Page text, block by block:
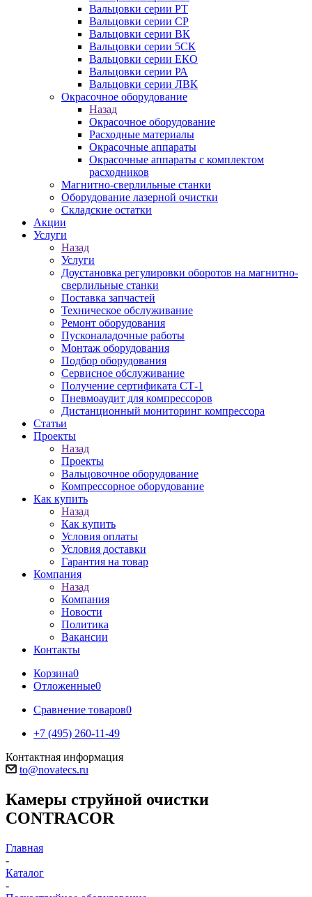
Вальцовки серии РТ
Вальцовки серии СР
Вальцовки серии ВК
Вальцовки серии 5СК
Вальцовки серии ЕКО
Вальцовки серии РА
Вальцовки серии ЛВК
Окрасочное оборудование
Назад
Окрасочное оборудование
Расходные материалы
Окрасочные аппараты
Окрасочные аппараты с комплектом
расходников
Магнитно-сверлильные станки
Оборудование лазерной очистки
Складские остатки
Акции
Услуги
Назад
Услуги
Доустановка регулировки оборотов на магнитно-
сверлильные станки
Поставка запчастей
Техническое обслуживание
Ремонт оборудования
Пусконаладочные работы
Монтаж оборудования
Подбор оборудования
Сервисное обслуживание
Получение сертификата СТ-1
Пневмоаудит для компрессоров
Дистанционный мониторинг компрессора
Статьи
Проекты
Назад
Проекты
Вальцовочное оборудование
Компрессорное оборудование
Как купить
Назад
Как купить
Условия оплаты
Условия доставки
Гарантия на товар
Компания
Назад
Компания
Новости
Политика
Вакансии
Контакты
Корзина0
Отложенные0
Сравнение товаров0
+7 (495) 260-11-49
Контактная информация
to@novatecs.ru
Камеры струйной очистки
CONTRACOR
Главная
-
Каталог
-